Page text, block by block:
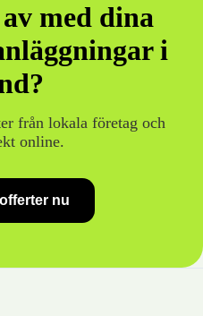
med dina
i
?
från lokala företag och
online.
nu